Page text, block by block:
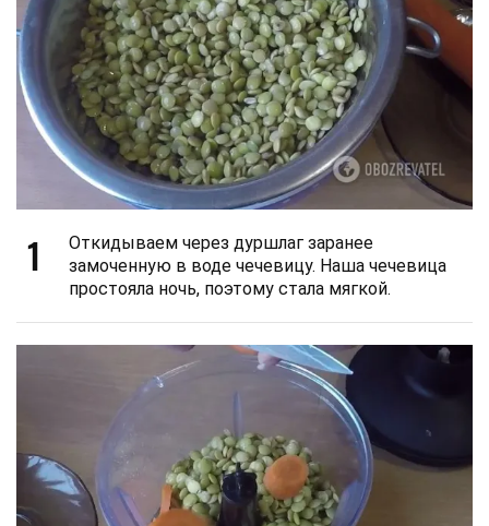
1
Откидываем через дуршлаг заранее
замоченную в воде чечевицу. Наша чечевица
простояла ночь, поэтому стала мягкой.